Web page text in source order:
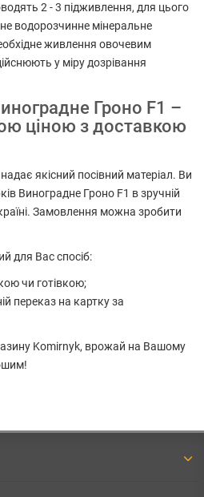
2 - 3 підживлення, для цього
водорозчинне мінеральне
живлення овочевим
у міру дозрівання
Гроно F1 –
ціною з доставкою
якісний посівний матеріал. Ви
Виноградне Гроно F1 в зручній
Замовлення можна зробити
для Вас спосіб:
чи готівкою;
переказ на картку за
Komirnyk, врожай на Вашому